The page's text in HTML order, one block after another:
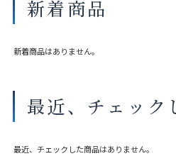
新着商品
新着商品はありません。
最近、チェック
最近、チェックした商品はありません。